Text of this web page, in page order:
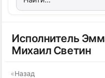
Исполнитель
Михаил Светин
«Назад